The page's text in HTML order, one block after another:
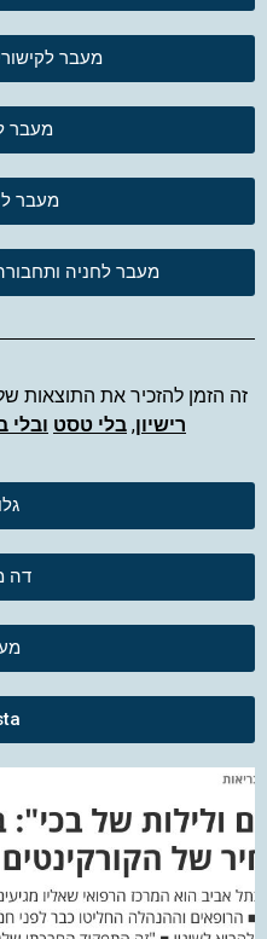
מעבר
מעבר
מעבר ל paybox
מעבר לחניה
זה הזמן להזכיר את התוצאות
רישיון, בלי טסט ובלי
דה